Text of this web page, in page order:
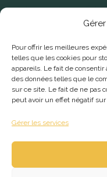
Pour offrir les meilleures
telles que les cookies pour
appareils. Le fait de
des données telles que le
sur ce site. Le fait de ne pas
peut avoir un effet négatif
Gérer les services
Politique de
Bibles
Dictionnaires
Éditions
Livres